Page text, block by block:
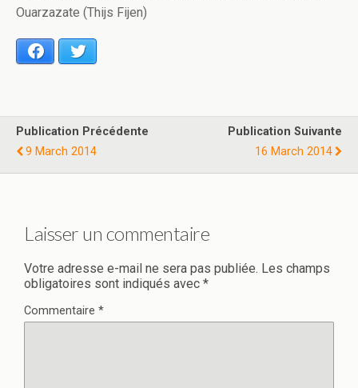
Ouarzazate (Thijs Fijen)
Facebook
Publication Précédente
9 March 2014
Publication Suivante
16 March 2014
Laisser un commentaire
Votre adresse e-mail ne sera pas publiée. Les champs
obligatoires sont indiqués avec *
Commentaire *